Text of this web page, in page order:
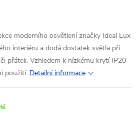
moderního osvětlení značky Ideal Lux
interiéru a dodá dostatek světla při
přáteli. Vzhledem k nízkému krytí IP20
použití. Detailní informace